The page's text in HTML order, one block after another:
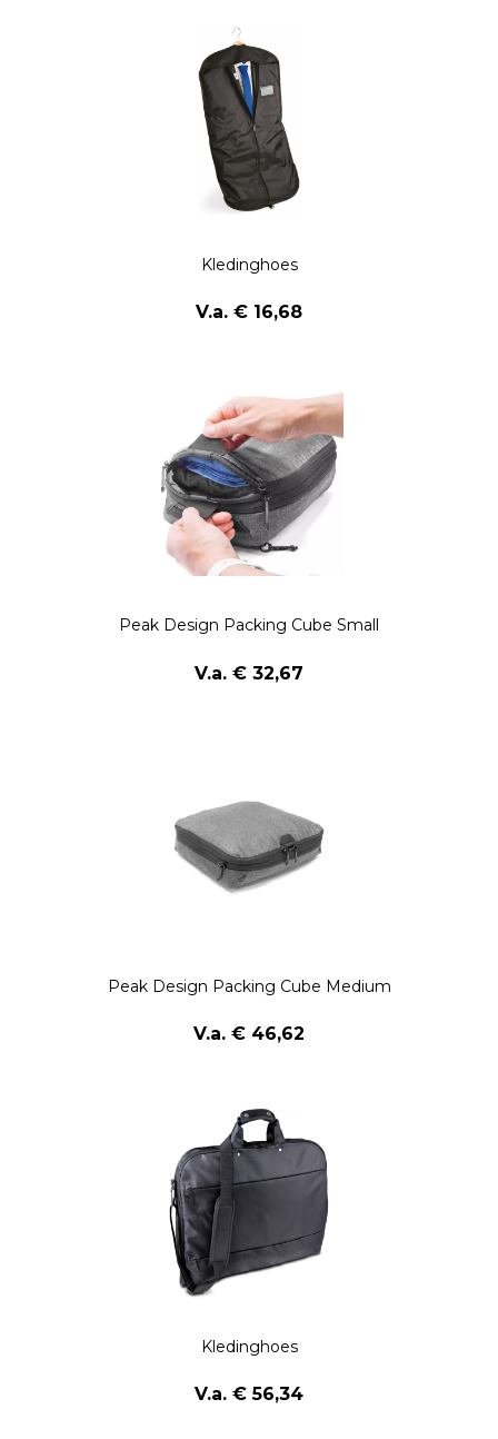
Kledinghoes
V.a. € 16,68
Peak Design Packing Cube Small
V.a. € 32,67
Peak Design Packing Cube Medium
V.a. € 46,62
Kledinghoes
V.a. € 56,34